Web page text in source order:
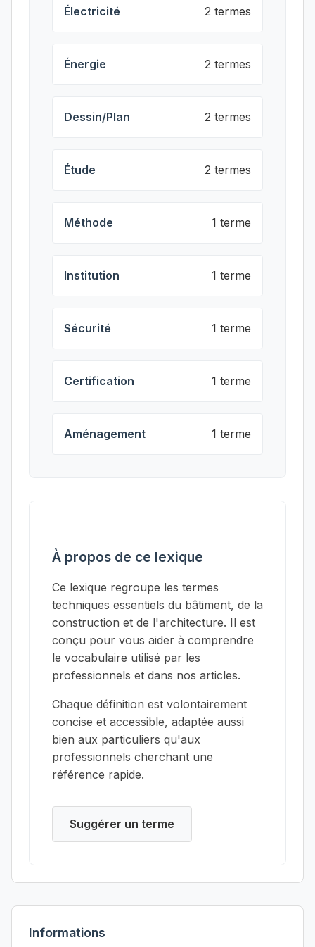
Électricité 2 termes
Énergie 2 termes
Dessin/Plan 2 termes
Étude 2 termes
Méthode 1 terme
Institution 1 terme
Sécurité 1 terme
Certification 1 terme
Aménagement 1 terme
À propos de ce lexique
Ce lexique regroupe les termes
techniques essentiels du bâtiment, de la
construction et de l'architecture. Il est
conçu pour vous aider à comprendre
le vocabulaire utilisé par les
professionnels et dans nos articles.
Chaque définition est volontairement
concise et accessible, adaptée aussi
bien aux particuliers qu'aux
professionnels cherchant une
référence rapide.
Suggérer un terme
Informations